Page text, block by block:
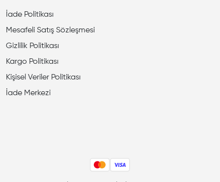
İade Politikası
Mesafeli Satış Sözleşmesi
Gizlilik Politikası
Kargo Politikası
Kişisel Veriler Politikası
İade Merkezi